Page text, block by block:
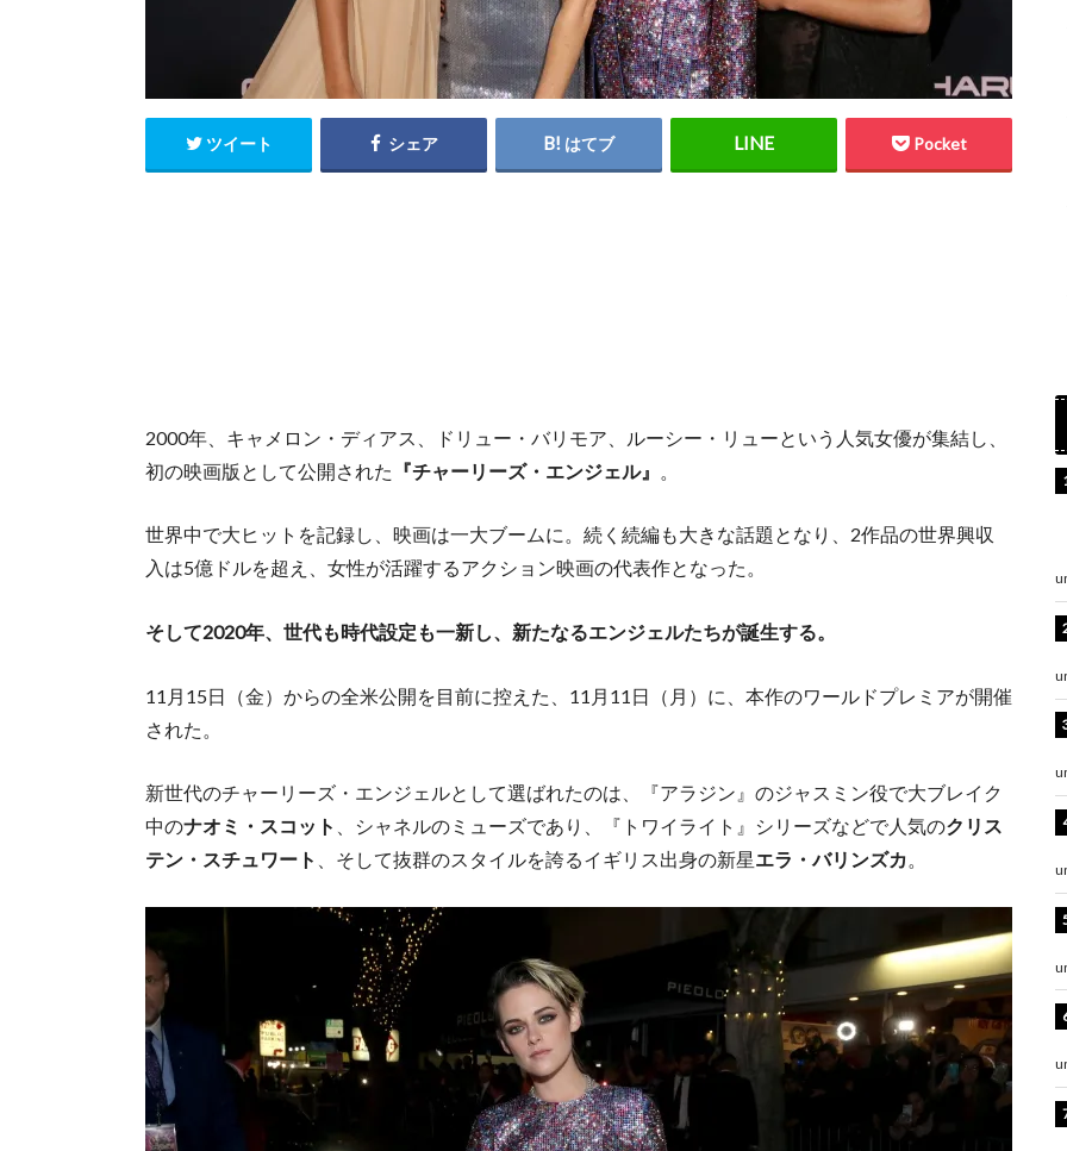
ツイート シェア はてブ Pocket
2000年、キャメロン・ディアス、ドリュー・バリモア、ルーシー・リューという人気女優が集結し、
初の映画版として公開された 『チャーリーズ・エンジェル』
世界中で大ヒットを記録し、映画は一大ブームに。続く続編も大きな話題となり、2作品の世界興収
入は5億ドルを超え、女性が活躍するアクション映画の代表作となった。
そして2020年、世代も時代設定も一新し、新たなるエンジェルたちが誕生する。
11月15日（金）からの全米公開を目前に控えた、11月11日（月）に、本作のワールドプレミアが開催
された。
新世代のチャーリーズ・エンジェルとして選ばれたのは、『アラジン』のジャスミン役で大ブレイク
中のナオミ・スコット 、シャネルのミューズであり、『トワイライト』シリーズなどで人気のクリス
テン・スチュワート
、そして抜群のスタイルを誇るイギリス出身の新星エラ・バリンズカ 。